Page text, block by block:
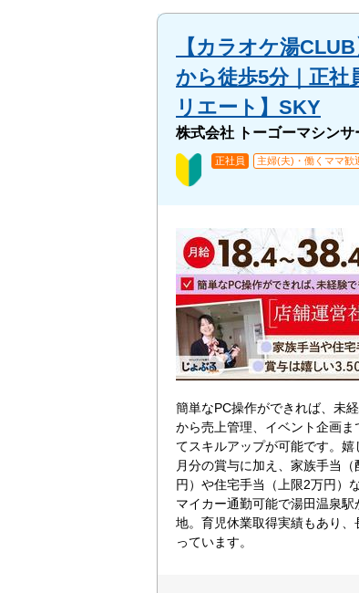
【カラオケ湯
から徒歩5分｜正社
リエート】SKY
株式会社 トーゴーマシンサ
正社員 主婦(夫)・働くママ歓
簡単なPC操作ができれば、未
から売上管理、イベント企画ま
てスキルアップが可能です。嬉
月分の賞与に加え、家族手当
円）や住宅手当（上限2万円）
マイカー通勤可能で湯田温泉
地。育児休業取得実績もあり
っています。